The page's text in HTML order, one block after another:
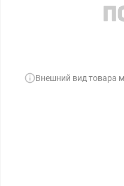
Внешний вид товара